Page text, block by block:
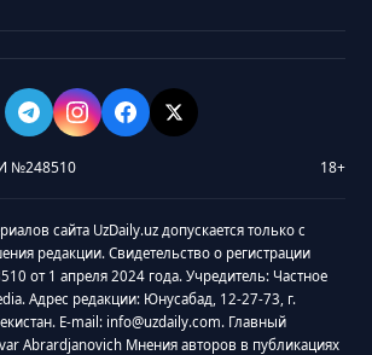
№248510 18+
сайта UzDaily.uz допускается только с
редакции. Свидетельство о регистрации
от 1 апреля 2024 года. Учредитель: Частное
Адрес редакции: Юнусабад, 12-27-73, г.
E-mail: info@uzdaily.com. Главный
Abrardjanovich Мнения авторов в публикациях